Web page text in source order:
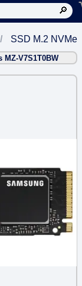
SSD M.2 NVMe
MZ-V7S1T0BW